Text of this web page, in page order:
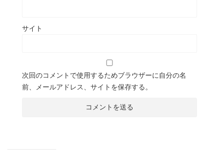
サイト
次回のコメントで使用するためブラウザーに自分の名
前、メールアドレス、サイトを保存する。